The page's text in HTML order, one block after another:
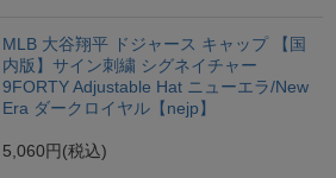
MLB 大谷翔平 ドジャース キャップ 【国
内版】サイン刺繍 シグネイチャー
9FORTY Adjustable Hat ニューエラ/New
Era ダークロイヤル【nejp】
5,060円 (税込)